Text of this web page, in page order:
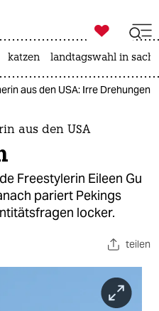
ich

taz zahl ich
katzen landtagswahl in
aus den USA: Irre Drehungen
aus den USA
Freestylerin Eileen Gu
pariert Pekings
locker.
teilen